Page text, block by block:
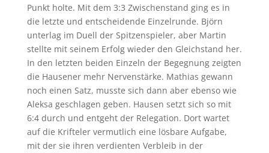
Punkt holte. Mit dem 3:3 Zwischenstand ging es in
die letzte und entscheidende Einzelrunde. Björn
unterlag im Duell der Spitzenspieler, aber Martin
stellte mit seinem Erfolg wieder den Gleichstand her.
In den letzten beiden Einzeln der Begegnung zeigten
die Hausener mehr Nervenstärke. Mathias gewann
noch einen Satz, musste sich dann aber ebenso wie
Aleksa geschlagen geben. Hausen setzt sich so mit
6:4 durch und entgeht der Relegation. Dort wartet
auf die Krifteler vermutlich eine lösbare Aufgabe,
mit der sie ihren verdienten Verbleib in der